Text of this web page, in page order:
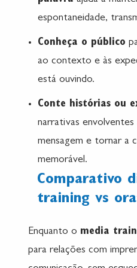
espontaneidade,
Conheça o público
ao contexto e às
está ouvindo.
Conte histórias ou
narrativas envolventes
mensagem e tornar a
memorável.
Comparativo
training vs
Enquanto o media
para relações com